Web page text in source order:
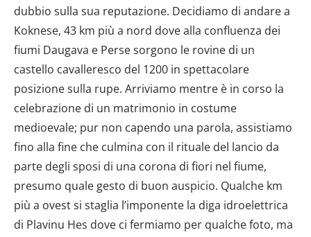
dubbio sulla sua reputazione. Decidiamo di andare a
Koknese, 43 km più a nord dove alla confluenza dei
fiumi Daugava e Perse sorgono le rovine di un
castello cavalleresco del 1200 in spettacolare
posizione sulla rupe. Arriviamo mentre è in corso la
celebrazione di un matrimonio in costume
medioevale; pur non capendo una parola, assistiamo
fino alla fine che culmina con il rituale del lancio da
parte degli sposi di una corona di fiori nel fiume,
presumo quale gesto di buon auspicio. Qualche km
più a ovest si staglia l’imponente la diga idroelettrica
di Plavinu Hes dove ci fermiamo per qualche foto, ma